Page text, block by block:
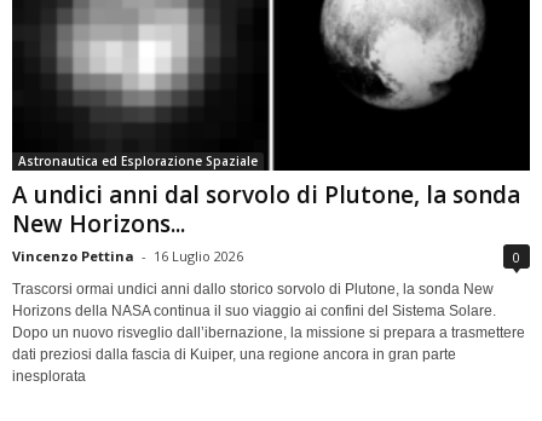
Astronautica ed Esplorazione Spaziale
A undici anni dal sorvolo di Plutone, la sonda
New Horizons...
Vincenzo Pettina - 16 Luglio 2026 0
Trascorsi ormai undici anni dallo storico sorvolo di Plutone, la sonda New
Horizons della NASA continua il suo viaggio ai confini del Sistema Solare.
Dopo un nuovo risveglio dall’ibernazione, la missione si prepara a trasmettere
dati preziosi dalla fascia di Kuiper, una regione ancora in gran parte
inesplorata